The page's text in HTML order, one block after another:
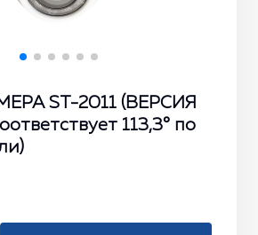
ST-2011 (ВЕРСИЯ
113,3° по